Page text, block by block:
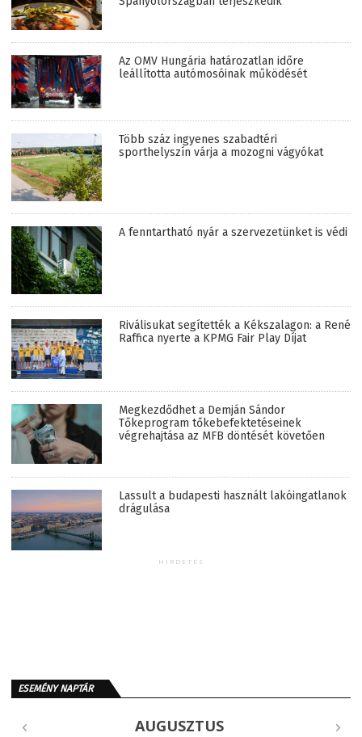
Az OMV Hungária határozatlan időre
leállította autómosóinak működését
Több száz ingyenes szabadtéri
sporthelyszín várja a mozogni vágyókat
A fenntartható nyár a szervezetünket is védi
Riválisukat segítették a Kékszalagon: a René
Raffica nyerte a KPMG Fair Play Díjat
Megkezdődhet a Demján Sándor
Tőkeprogram tőkebefektetéseinek
végrehajtása az MFB döntését követően
Lassult a budapesti használt lakóingatlanok
drágulása
HIRDETÉS
ESEMÉNY NAPTÁR
AUGUSZTUS